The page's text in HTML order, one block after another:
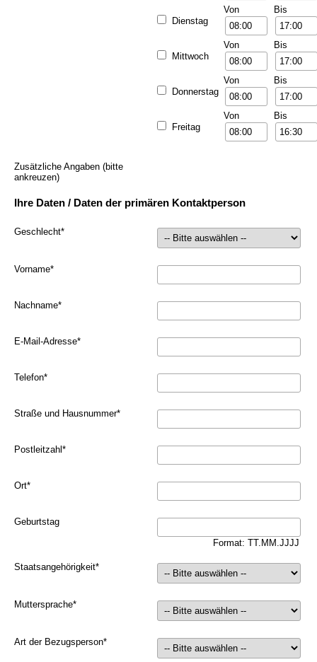
Dienstag
Von Bis
Mittwoch
Von Bis
Donnerstag
Von Bis
Freitag
Von Bis
Zusätzliche Angaben (bitte
ankreuzen)
Ihre Daten / Daten der primären Kontaktperson
Geschlecht*
Vorname*
Nachname*
E-Mail-Adresse*
Telefon*
Straße und Hausnummer*
Postleitzahl *
Ort*
Geburtstag
Format: TT.MM.JJJJ
Staatsangehörigkeit*
Muttersprache*
Art der Bezugsperson*